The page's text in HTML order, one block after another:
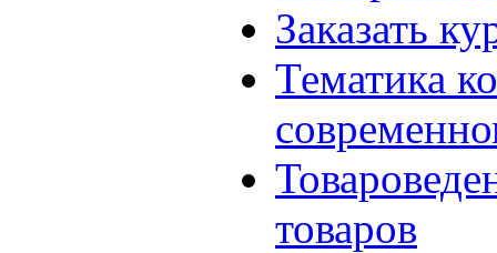
Заказать
Тематика
товаров